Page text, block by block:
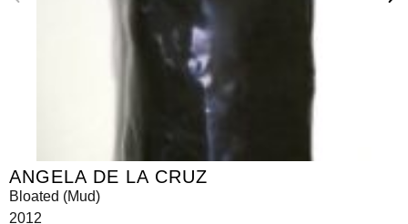
ANGELA DE LA CRUZ
Bloated (Mud)
2012